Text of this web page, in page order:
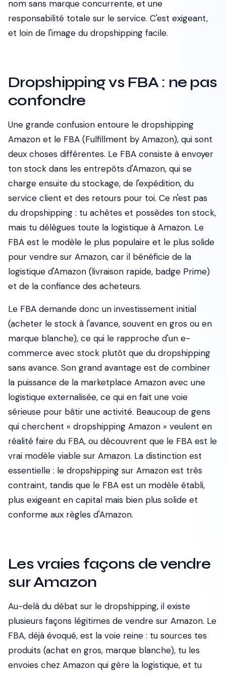
nom sans marque concurrente, et une
responsabilité totale sur le service. C'est exigeant,
et loin de l'image du dropshipping facile.
Dropshipping vs FBA : ne pas
confondre
Une grande confusion entoure le dropshipping
Amazon et le FBA (Fulfillment by Amazon), qui sont
deux choses différentes. Le FBA consiste à envoyer
ton stock dans les entrepôts d'Amazon, qui se
charge ensuite du stockage, de l'expédition, du
service client et des retours pour toi. Ce n'est pas
du dropshipping : tu achètes et possèdes ton stock,
mais tu délègues toute la logistique à Amazon. Le
FBA est le modèle le plus populaire et le plus solide
pour vendre sur Amazon, car il bénéficie de la
logistique d'Amazon (livraison rapide, badge Prime)
et de la confiance des acheteurs.
Le FBA demande donc un investissement initial
(acheter le stock à l'avance, souvent en gros ou en
marque blanche), ce qui le rapproche d'un e-
commerce avec stock plutôt que du dropshipping
sans avance. Son grand avantage est de combiner
la puissance de la marketplace Amazon avec une
logistique externalisée, ce qui en fait une voie
sérieuse pour bâtir une activité. Beaucoup de gens
qui cherchent « dropshipping Amazon » veulent en
réalité faire du FBA, ou découvrent que le FBA est le
vrai modèle viable sur Amazon. La distinction est
essentielle : le dropshipping sur Amazon est très
contraint, tandis que le FBA est un modèle établi,
plus exigeant en capital mais bien plus solide et
conforme aux règles d'Amazon.
Les vraies façons de vendre
sur Amazon
Au-delà du débat sur le dropshipping, il existe
plusieurs façons légitimes de vendre sur Amazon. Le
FBA, déjà évoqué, est la voie reine : tu sources tes
produits (achat en gros, marque blanche), tu les
envoies chez Amazon qui gère la logistique, et tu